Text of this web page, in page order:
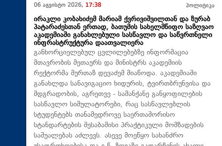
06 აგვისტო 2026, 17:38 პოლიტიკა
ირაკლი კობახიძემ მარიამ ქვრივიშვილთან და ზურაბ
პატარაძესთან ერთად, ბათუმის სახელმწიფო საზღვაო
აკადემიაში განახლებული სასწავლო და საწვრთნელი
ინფრასტრუქტურა დაათვალიერა
განხორციელებულ ცვლილებებზე ინფორმაცია
მთავრობის მეთაურს და მინისტრს აკადემიის
რექტორმა მურთაზ დევაძემ მიაწოდა. აკადემიაში
განახლდა სანავიგაციო ხიდურის, ტვირთბრუნვისა და
მდგრადობის, აგრეთვე - სამანქანე განყოფილების
სასწავლო სიმულატორები, რაც სასწავლებლის
სტუდენტებს თანამედროვე საერთაშორისო
სტანდარტების შესაბამისი პრაქტიკული მომზადების
საშუალებას აძლევს. ასევე მოეწყო სახანძრო